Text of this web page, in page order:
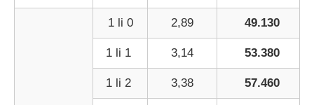
1 li 0 2,89 49.130
1 li 1 3,14 53.380
1 li 2 3,38 57.460